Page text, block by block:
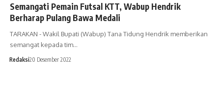
Semangati Pemain Futsal KTT, Wabup Hendrik
Berharap Pulang Bawa Medali
TARAKAN - Wakil Bupati (Wabup) Tana Tidung Hendrik memberikan
semangat kepada tim…
Redaksi20 Desember 2022